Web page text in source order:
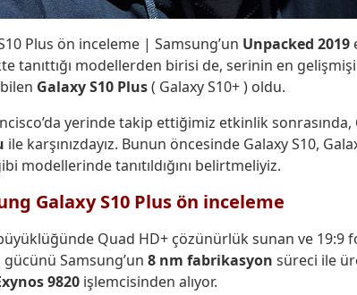
Plus ön inceleme | Samsung’un Unpacked 2019
tanıttığı modellerden birisi de, serinin en
Galaxy S10 Plus( Galaxy S10+ ) oldu.
yerinde takip ettiğimiz etkinlik sonrasında,
ile karşınızdayız. Bunun öncesinde Galaxy S10,
modellerinde tanıtıldığını belirtmeliyiz.
Galaxy S10 Plus ön inceleme
Quad HD+ çözünürlük sunan ve 19:9
Samsung’un 8 nm fabrikasyon süreci ile
9820 işlemcisinden alıyor.